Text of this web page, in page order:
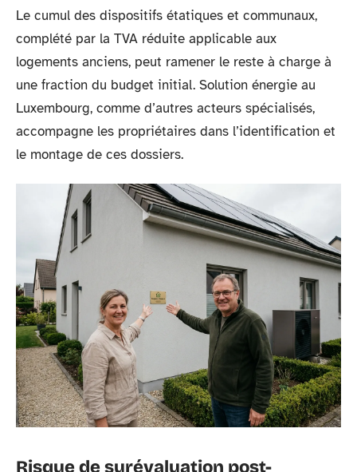
Le cumul des dispositifs étatiques et communaux,
complété par la TVA réduite applicable aux
logements anciens, peut ramener le reste à charge à
une fraction du budget initial. Solution énergie au
Luxembourg, comme d’autres acteurs spécialisés,
accompagne les propriétaires dans l’identification et
le montage de ces dossiers.
Risque de surévaluation post-